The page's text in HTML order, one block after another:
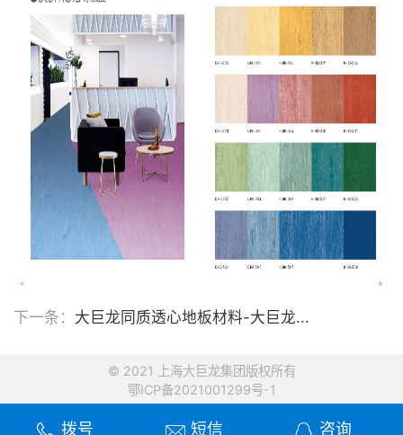
下一条： 大巨龙同质透心地板材料-大巨龙...
© 2021 上海大巨龙集团版权所有
鄂ICP备2021001299号-1
拨号 短信 咨询